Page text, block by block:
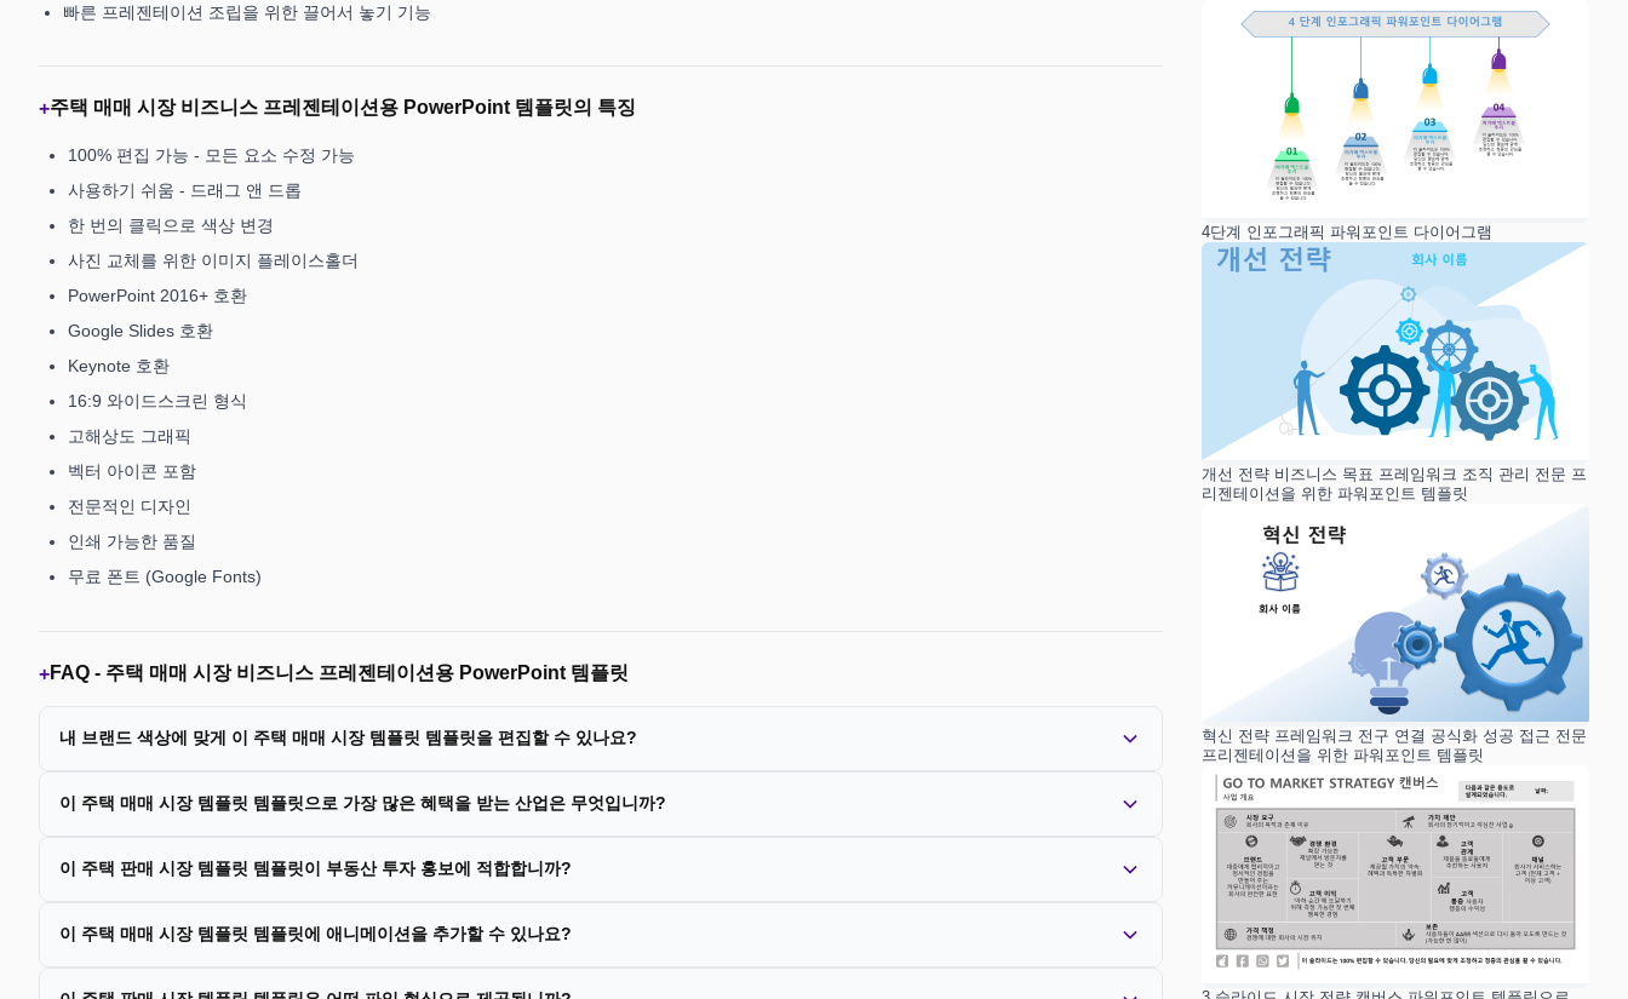
빠른 프레젠테이션 조립을 위한 끌어서 놓기 기능
+주택 매매 시장 비즈니스 프레젠테이션용 PowerPoint 템플릿의 특징
100% 편집 가능 - 모든 요소 수정 가능
사용하기 쉬움 - 드래그 앤 드롭
한 번의 클릭으로 색상 변경
사진 교체를 위한 이미지 플레이스홀더
PowerPoint 2016+ 호환
Google Slides 호환
Keynote 호환
16:9 와이드스크린 형식
고해상도 그래픽
벡터 아이콘 포함
전문적인 디자인
인쇄 가능한 품질
무료 폰트 (Google Fonts)
+FAQ - 주택 매매 시장 비즈니스 프레젠테이션용 PowerPoint 템플릿
내 브랜드 색상에 맞게 이 주택 매매 시장 템플릿 템플릿을 편집할 수 있나요?
이 주택 매매 시장 템플릿 템플릿으로 가장 많은 혜택을 받는 산업은 무엇입니까?
이 주택 판매 시장 템플릿 템플릿이 부동산 투자 홍보에 적합합니까?
이 주택 매매 시장 템플릿 템플릿에 애니메이션을 추가할 수 있나요?
4단계 인포그래픽 파워포인트 다이어그램
개선 전략 비즈니스 목표 프레임워크 조직 관리 전문 프
리젠테이션을 위한 파워포인트 템플릿
혁신 전략 프레임워크 전구 연결 공식화 성공 접근 전문
프리젠테이션을 위한 파워포인트 템플릿